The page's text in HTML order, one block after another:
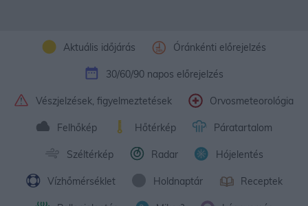
Aktuális időjárás Óránkénti előrejelzés
30/60/90 napos előrejelzés
Vészjelzések, figyelmeztetések Orvosmeteorológia
Felhőkép Hőtérkép Páratartalom
Széltérkép Radar Hójelentés
Vízhőmérséklet Holdnaptár Receptek